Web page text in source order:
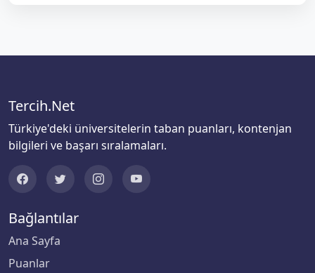
Tercih.Net
Türkiye'deki üniversitelerin taban puanları, kontenjan
bilgileri ve başarı sıralamaları.
Bağlantılar
Ana Sayfa
Puanlar